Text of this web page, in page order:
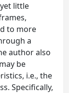
little
to more
a
author also
be
i.e., the
Specifically,